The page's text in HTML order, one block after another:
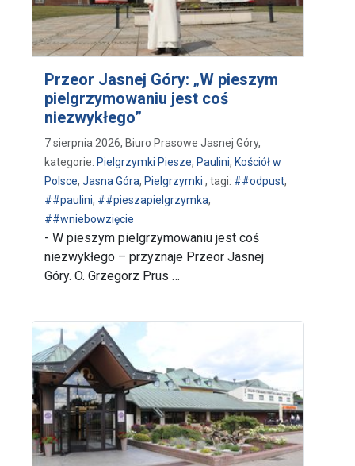
Przeor Jasnej Góry: „W pieszym
pielgrzymowaniu jest coś
niezwykłego”
7 sierpnia 2026, Biuro Prasowe Jasnej Góry,
kategorie: Pielgrzymki Piesze, Paulini, Kościół w
Polsce, Jasna Góra, Pielgrzymki , tagi: ##odpust,
##paulini, ##pieszapielgrzymka,
##wniebowzięcie
- W pieszym pielgrzymowaniu jest coś
niezwykłego – przyznaje Przeor Jasnej
Góry. O. Grzegorz Prus …